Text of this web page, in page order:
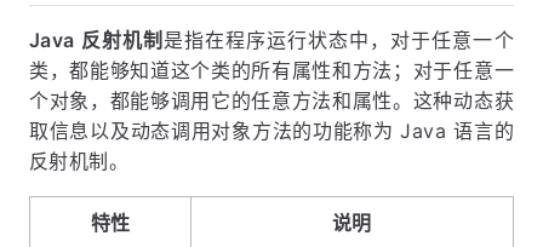
Java 反射机制 是指在程序运行状态中，对于任意一个
类，都能够知道这个类的所有属性和方法；对于任意一
个对象，都能够调用它的任意方法和属性。这种动态获
取信息以及动态调用对象方法的功能称为 Java 语言的
反射机制。
特性 说明